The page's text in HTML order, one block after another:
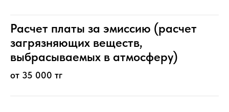
Расчет платы за эмиссию (расчет
загрязняющих веществ,
выбрасываемых в атмосферу)
от 35 000 тг